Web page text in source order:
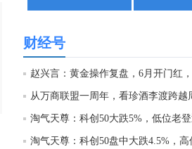
欢迎查看今日快讯信息
财经号
从万商联盟一周年，看珍酒李渡跨越
淘气天尊：科创50大跌5%，低位老登